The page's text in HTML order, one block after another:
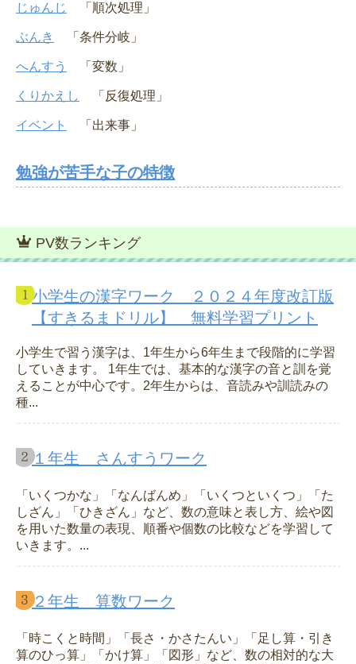
じゅんじ 「順次処理」
ぶんき 「条件分岐」
へんすう 「変数」
くりかえし 「反復処理」
イベント 「出来事」
勉強が苦手な子の特徴
PV数ランキング
小学生の漢字ワーク ２０２４年度改訂版
【すきるまドリル】 無料学習プリント
小学生で習う漢字は、1年生から6年生まで段階的に学習
していきます。 1年生では、基本的な漢字の音と訓を覚
えることが中心です。2年生からは、音読みや訓読みの
種...
１年生 さんすうワーク
「いくつかな」「なんばんめ」「いくつといくつ」「た
しざん」「ひきざん」など、数の意味と表し方、絵や図
を用いた数量の表現、順番や個数の比較などを学習して
いきます。...
２年生 算数ワーク
「時こくと時間」「長さ・かさたんい」「足し算・引き
算のひっ算」「かけ算」「図形」など、数の相対的な大